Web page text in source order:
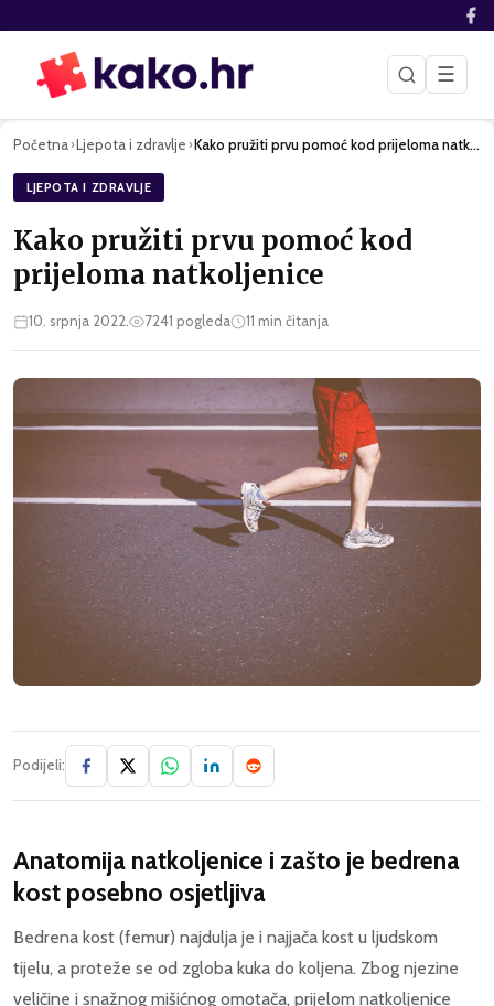
☰
Početna›Ljepota i zdravlje › Kako pružiti prvu pomoć kod prijeloma natkoljenice
LJEPOTA I ZDRAVLJE
Kako pružiti prvu pomoć kod
prijeloma natkoljenice
10. srpnja 2022. 7241 pogleda 11 min čitanja
Podijeli:
Anatomija natkoljenice i zašto je bedrena
kost posebno osjetljiva
Bedrena kost (femur) najdulja je i najjača kost u ljudskom
tijelu, a proteže se od zgloba kuka do koljena. Zbog njezine
veličine i snažnog mišićnog omotača, prijelom natkoljenice